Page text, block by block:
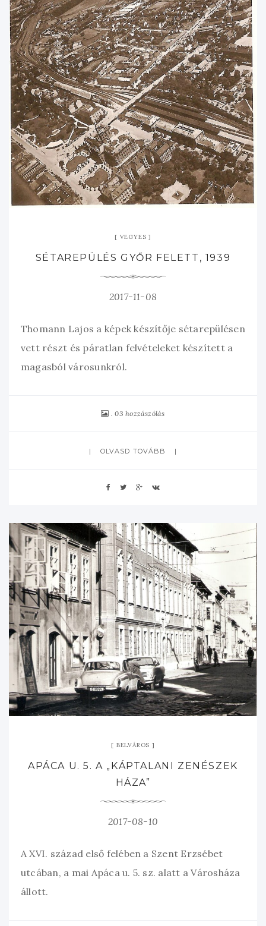
VEGYES
SÉTAREPÜLÉS GYŐR FELETT, 1939
2017-11-08
Thomann Lajos a képek készítője sétarepülésen
vett részt és páratlan felvételeket készített a
magasból városunkról.
03 hozzászólás
OLVASD TOVÁBB
BELVÁROS
APÁCA U. 5. A „KÁPTALANI ZENÉSZEK
HÁZA”
2017-08-10
A XVI. század első felében a Szent Erzsébet
utcában, a mai Apáca u. 5. sz. alatt a Városháza
állott.